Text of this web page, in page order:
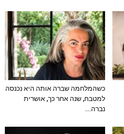
כשהמלחמה שברה אותה היא נכנסה
למטבח, שנה אחר כך, אושרית
נברה...